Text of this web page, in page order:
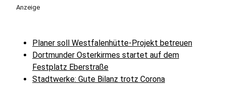
Anzeige
Planer soll Westfalenhütte-Projekt betreuen
Dortmunder Osterkirmes startet auf dem
Festplatz Eberstraße
Stadtwerke: Gute Bilanz trotz Corona